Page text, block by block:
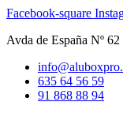
Ir
contenido
Facebook-square
Avda de España Nº
635 64 56 59
91 868 88 94